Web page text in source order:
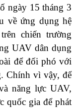
ngày 15 tháng 3
về ứng dụng hệ
chiến trường
UAV dân dụng
để đối phó với
Chính vì vậy, để
năng lực UAV,
quốc gia để phát